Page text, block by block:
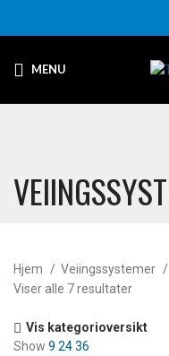
MENU
Hjem Veiingssystemer
Viser alle 7 resultater
Vis kategorioversikt
Show 9 2436